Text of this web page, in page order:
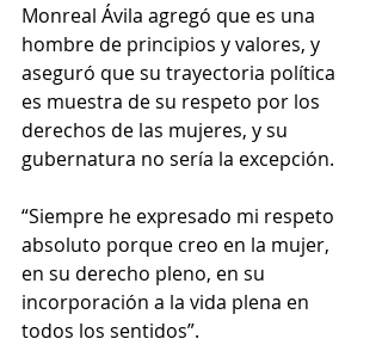
Monreal Ávila agregó que es una
hombre de principios y valores, y
aseguró que su trayectoria política
es muestra de su respeto por los
derechos de las mujeres, y su
gubernatura no sería la excepción.
“Siempre he expresado mi respeto
absoluto porque creo en la mujer,
en su derecho pleno, en su
incorporación a la vida plena en
todos los sentidos”.